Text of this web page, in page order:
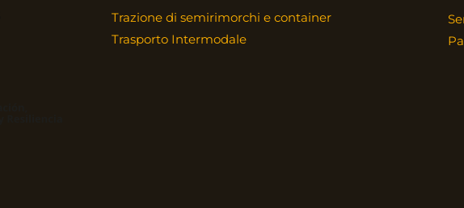
Trazione di semirimorchi e container
Trasporto Intermodale